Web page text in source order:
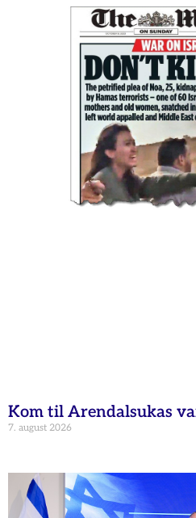
Kom til Arendalsukas
7. august 2026